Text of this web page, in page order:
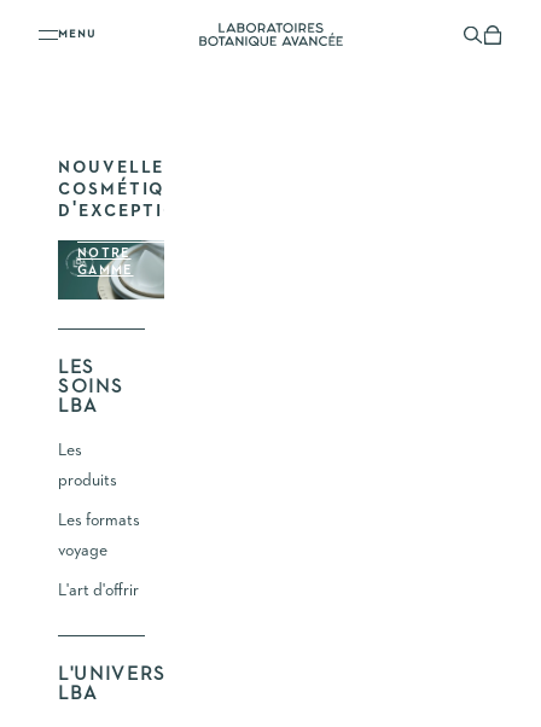
Laboratoires Botanique Avancée
Menu Panier
NOUVELLE
COSMÉTIQUE
D'EXCEPTION
NOTRE
GAMME
LES
SOINS
LBA
Les
produits
Les formats
voyage
L'art d'offrir
L'UNIVERS
LBA
VOTRE PANIER EST VIDE